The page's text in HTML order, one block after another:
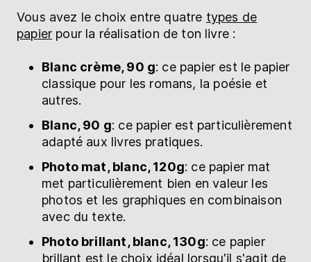
Vous avez le choix entre quatre types de
papier pour la réalisation de ton livre :
Blanc crème, 90 g: ce papier est le papier
classique pour les romans, la poésie et
autres.
Blanc, 90 g: ce papier est particulièrement
adapté aux livres pratiques.
Photo mat, blanc, 120g: ce papier mat
met particulièrement bien en valeur les
photos et les graphiques en combinaison
avec du texte.
Photo brillant, blanc, 130g: ce papier
brillant est le choix idéal lorsqu'il s'agit de